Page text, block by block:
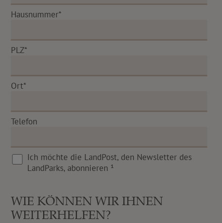
Hausnummer*
PLZ*
Ort*
Telefon
Ich möchte die LandPost, den Newsletter des
LandParks, abonnieren ¹
WIE KÖNNEN WIR IHNEN
WEITERHELFEN?